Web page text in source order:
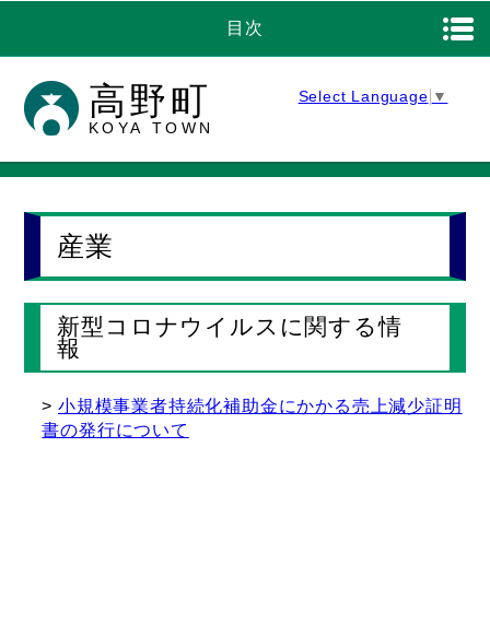
高野町
KOYA TOWN
Select Language ▼
目次
産業
新型コロナウイルスに関する情
報
小規模事業者持続化補助金にかかる売上減少証明
書の発行について